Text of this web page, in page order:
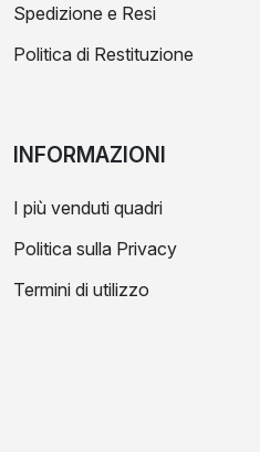
Spedizione e Resi
Politica di Restituzione
INFORMAZIONI
I più venduti quadri
Politica sulla Privacy
Termini di utilizzo